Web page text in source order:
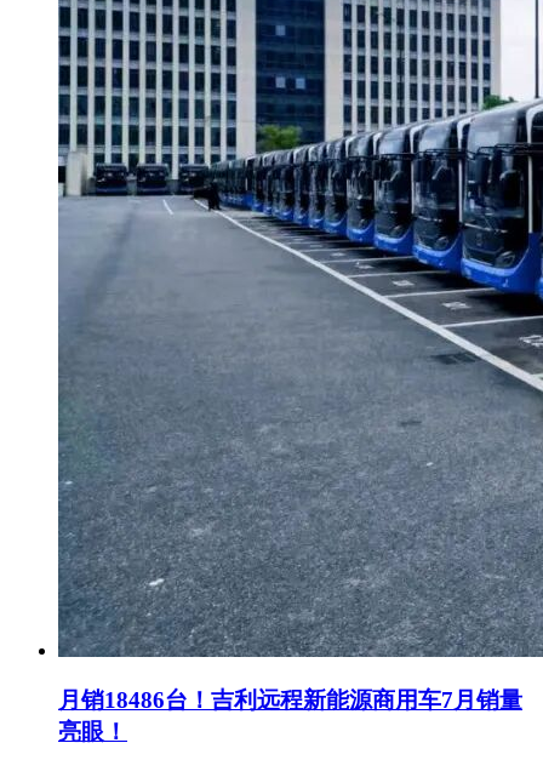
月销18486台！吉利远程新能源商用车7月销量
亮眼！